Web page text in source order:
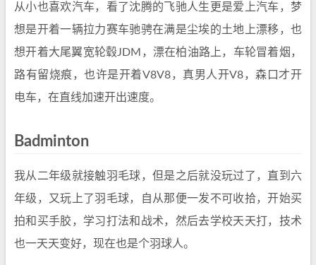
从小也喜欢汽车，看了沈腾的飞驰人生更是爱上汽车，梦
想是开着一辆拉力赛车驰骋在满是尘埃的土地上漂移，也
想开着大尾翼宽轮毂JDM，漂在柏油路上，车轮冒着烟，
路有留烧痕，也许是开着V8V8，真男人开V8，森口才开
电车，在直线加速开出速度。
Badminton
我从二年级就接触羽毛球，但是之后就没玩过了，直到六
年级，又玩上了羽毛球，自从那便一发不可收拾，开始买
拍和买手胶，学习打法和战术，然后去学校天天打，技术
也一天天变好，现在也是个羽球人。